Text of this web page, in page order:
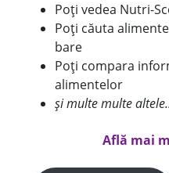
Poți vedea Nutri-
Poți căuta
bare
Poți compara
alimentelor
și multe multe
Află mai